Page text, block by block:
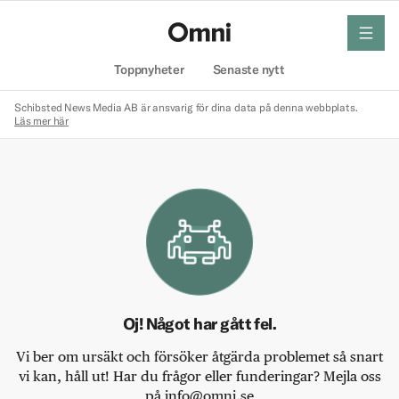
Toppnyheter Senaste nytt
meny
Schibsted News Media AB är ansvarig för dina data på denna webbplats.
Läs mer här
Oj! Något har gått fel.
Vi ber om ursäkt och försöker åtgärda problemet så snart
vi kan, håll ut! Har du frågor eller funderingar? Mejla oss